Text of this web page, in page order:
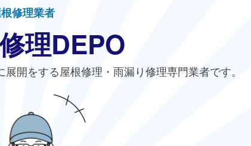
修理業者
理DEPO
開をする屋根修理・雨漏り修理専門業者です。